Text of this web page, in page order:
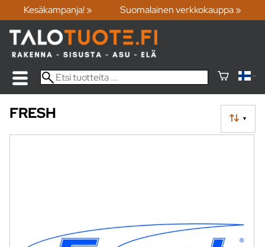
Kesäkampanja! » Suomalainen verkkokauppa »
▼
FRESH